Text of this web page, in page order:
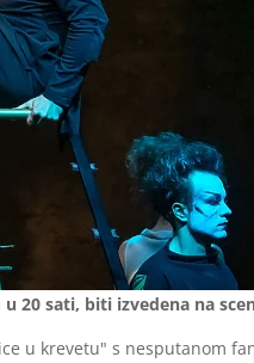
20 sati, biti izvedena na
u krevetu" s nesputanom